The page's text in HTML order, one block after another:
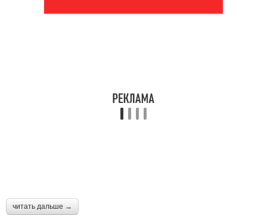
читать дальше →